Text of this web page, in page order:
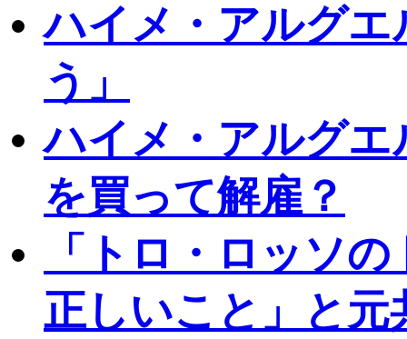
ハイメ・アルグ
う」
ハイメ・アルグ
を買って解雇？
「トロ・ロッソ
正しいこと」と元